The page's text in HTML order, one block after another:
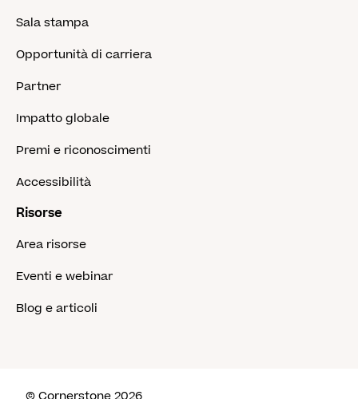
Sala stampa
Opportunità di carriera
Partner
Impatto globale
Premi e riconoscimenti
Accessibilità
Risorse
Area risorse
Eventi e webinar
Blog e articoli